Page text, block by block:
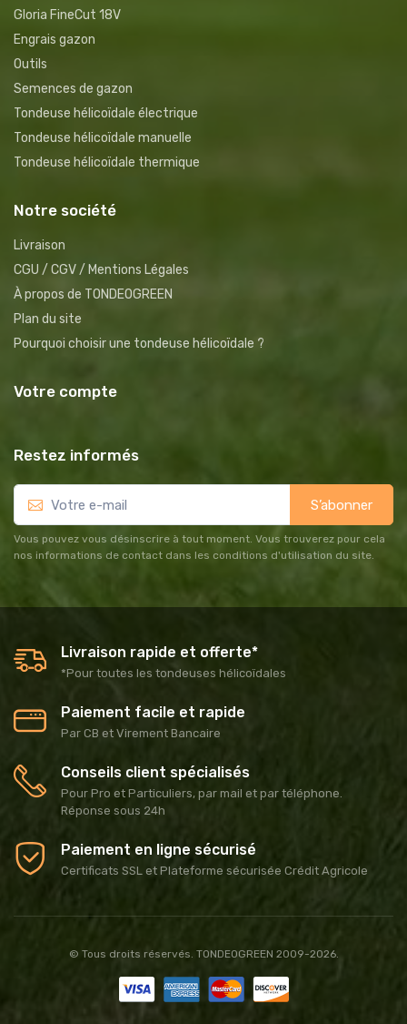
Gloria FineCut 18V
Engrais gazon
Outils
Semences de gazon
Tondeuse hélicoïdale électrique
Tondeuse hélicoïdale manuelle
Tondeuse hélicoïdale thermique
Notre société
Livraison
CGU / CGV / Mentions Légales
À propos de TONDEOGREEN
Plan du site
Pourquoi choisir une tondeuse hélicoïdale ?
Votre compte
Restez informés
S’abonner
Vous pouvez vous désinscrire à tout moment. Vous trouverez pour cela
nos informations de contact dans les conditions d'utilisation du site.
Livraison rapide et offerte*
*Pour toutes les tondeuses hélicoïdales
Paiement facile et rapide
Par CB et Virement Bancaire
Conseils client spécialisés
Pour Pro et Particuliers, par mail et par téléphone.
Réponse sous 24h
Paiement en ligne sécurisé
Certificats SSL et Plateforme sécurisée Crédit Agricole
© Tous droits réservés. TONDEOGREEN 2009-2026.